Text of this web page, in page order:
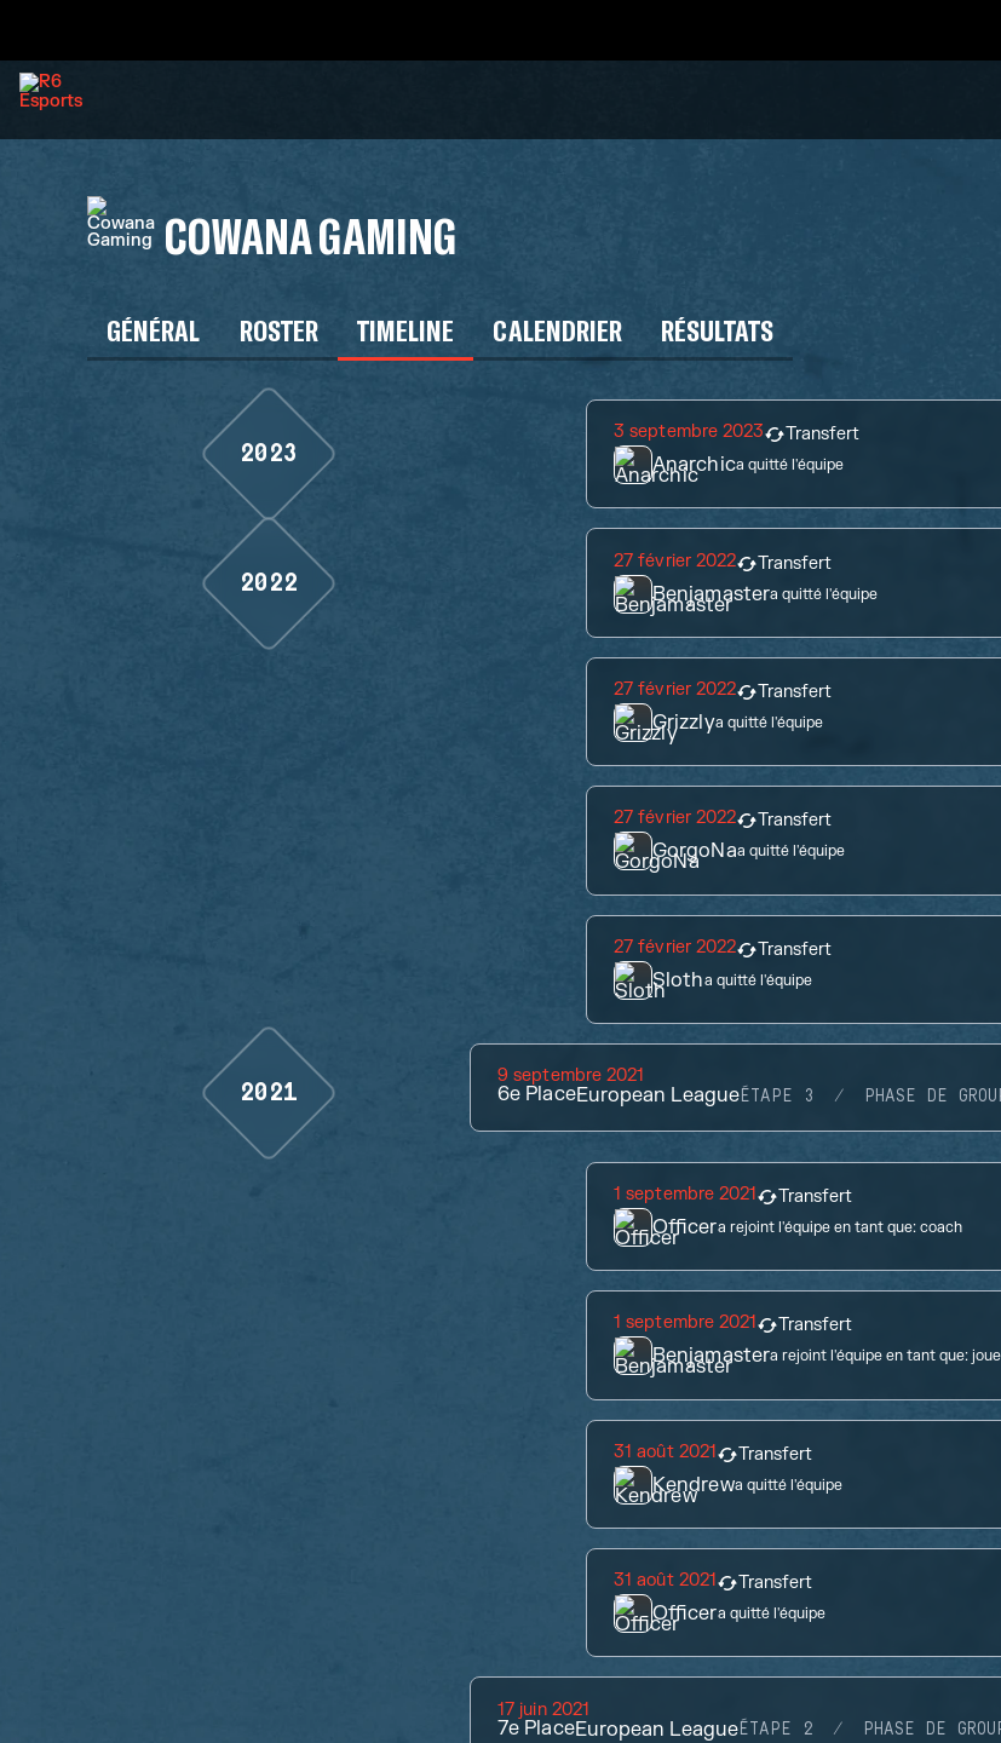
COWANA GAMING
GÉNÉRAL ROSTER TIMELINE CALENDRIER RÉSULTATS
2023
3 septembre 2023 Transfert
Anarchica quitté l'équipe
2022
27 février 2022 Transfert
Benjamastera quitté l'équipe
27 février 2022 Transfert
Grizzlya quitté l'équipe
27 février 2022 Transfert
GorgoNaa quitté l'équipe
27 février 2022 Transfert
Slotha quitté l'équipe
2021
9 septembre 2021
6e PlaceEuropean LeagueÉTAPE 3 PHASE DE
1 septembre 2021 Transfert
Officera rejoint l'équipe en tant que:coach
1 septembre 2021 Transfert
Benjamastera rejoint l'équipe en tant que:
31 août 2021 Transfert
Kendrewa quitté l'équipe
31 août 2021 Transfert
Officera quitté l'équipe
17 juin 2021
7e PlaceEuropean LeagueÉTAPE 2 PHASE DE